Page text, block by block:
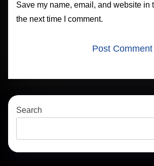
Save my name, email, and website in
the next time I comment.
Search